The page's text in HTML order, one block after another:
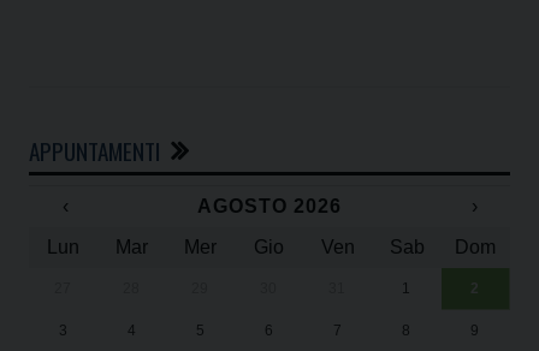
APPUNTAMENTI
‹ AGOSTO 2026
›
Lun
Mar Mer Gio Ven Sab Dom
1 2
3 4 5 6 7 8 9